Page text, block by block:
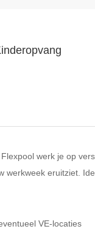
werk je op
werkweek eruitziet.
VE-locaties